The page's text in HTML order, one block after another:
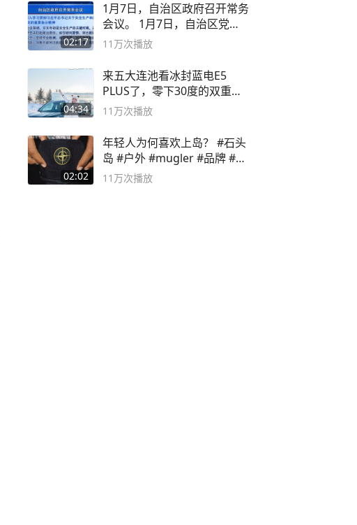
02:17
1月7日，自治区政府召开常务
会议。 1月7日，自治区党委
副书记
11万次播放
04:34
来五大连池看冰封蓝电E5
PLUS了，零下30度的双重冰
封40小时全录
11万次播放
02:02
年轻人为何喜欢上岛？ #石头
岛 #户外 #mugler #品牌 #足
球流氓
11万次播放